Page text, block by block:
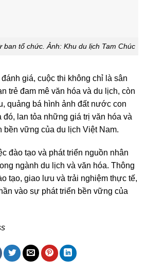
ban tổ chức. Ảnh: Khu du lịch Tam Chúc
giá, cuộc thi không chỉ là sân
trẻ đam mê văn hóa và du lịch, còn
quảng bá hình ảnh đất nước con
lan tỏa những giá trị văn hóa và
bền vững của du lịch Việt Nam.
đào tạo và phát triển nguồn nhân
ngành du lịch và văn hóa. Thông
tạo, giao lưu và trải nghiệm thực tế,
vào sự phát triển bền vững của